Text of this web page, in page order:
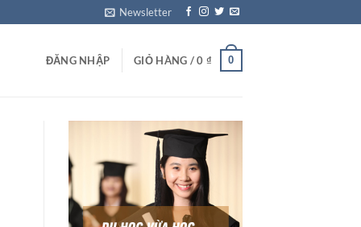
Newsletter
ĐĂNG NHẬP GIỎ HÀNG /0 ₫ 0